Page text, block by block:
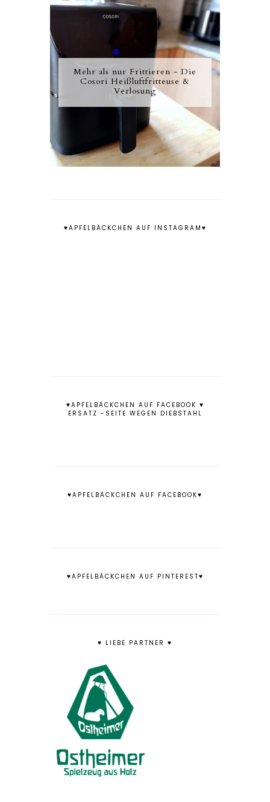
Mehr als nur Frittieren - Die
Cosori Heißluftfritteuse &
Verlosung
♥APFELBÄCKCHEN AUF INSTAGRAM♥
♥APFELBÄCKCHEN AUF FACEBOOK ♥
ERSATZ -SEITE WEGEN DIEBSTAHL
♥APFELBÄCKCHEN AUF FACEBOOK♥
♥APFELBÄCKCHEN AUF PINTEREST♥
♥ LIEBE PARTNER ♥